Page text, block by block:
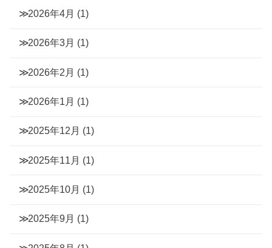
2026年4月 (1)
2026年3月 (1)
2026年2月 (1)
2026年1月 (1)
2025年12月 (1)
2025年11月 (1)
2025年10月 (1)
2025年9月 (1)